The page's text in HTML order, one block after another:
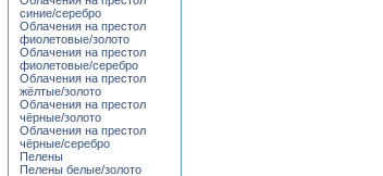
синие/серебро
Облачения на престол
фиолетовые/золото
Облачения на престол
фиолетовые/серебро
Облачения на престол
жёлтые/золото
Облачения на престол
чёрные/золото
Облачения на престол
чёрные/серебро
Пелены
Пелены белые/золото